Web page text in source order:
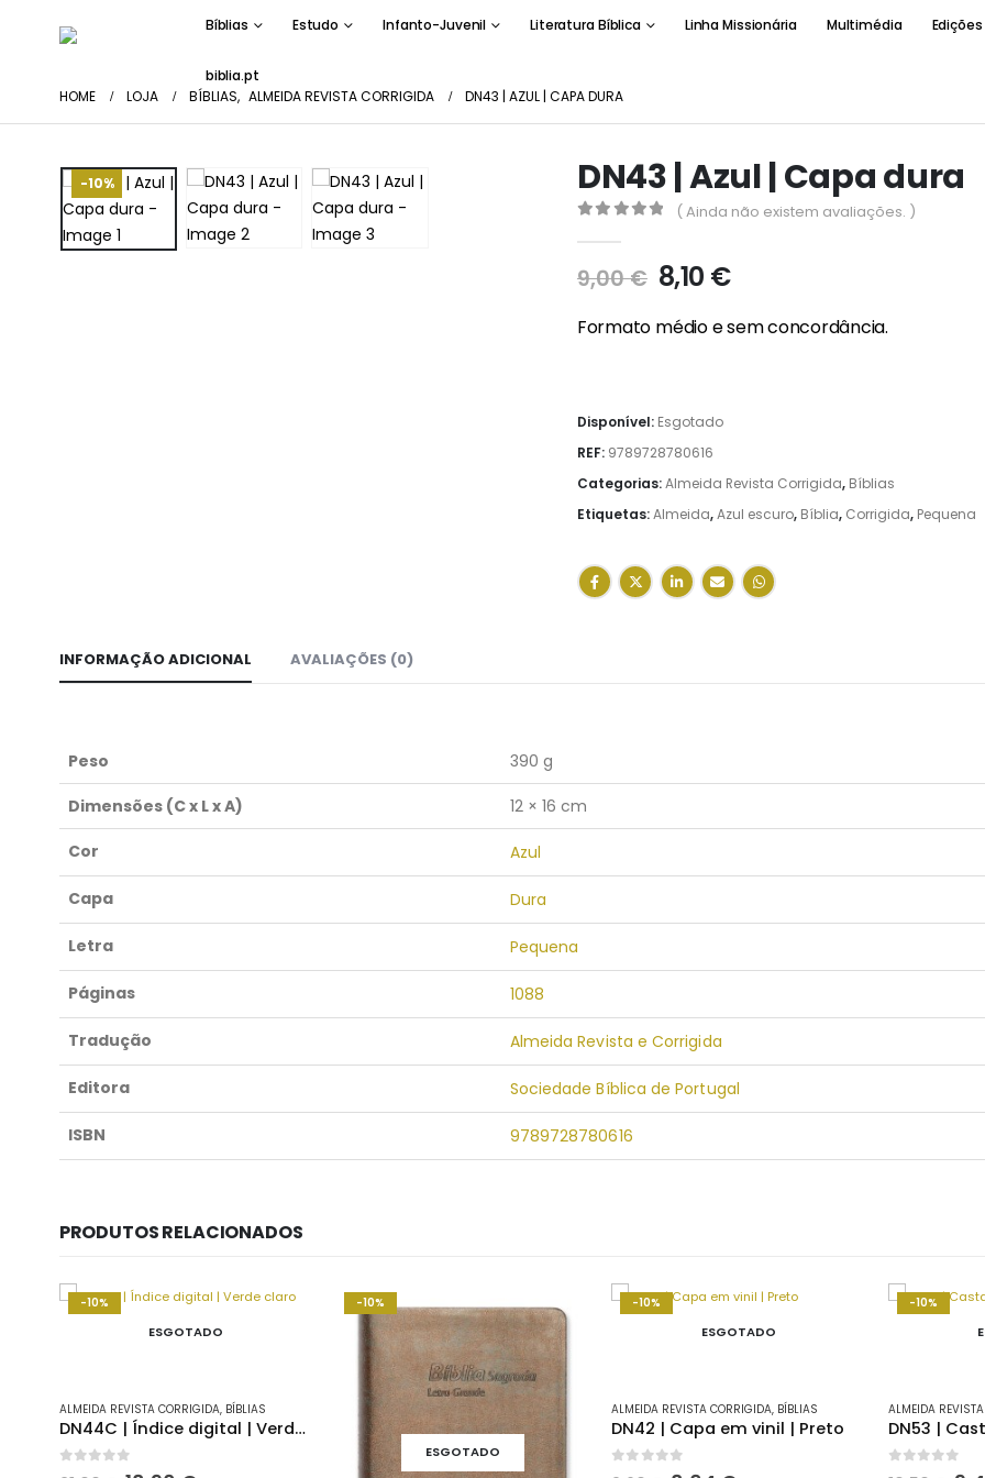
Bíblias Estudo Infanto-Juvenil Literatura Bíblica Linha Missionária Multimédia
biblia.pt
HOME LOJA BÍBLIAS, ALMEIDA REVISTA CORRIGIDA DN43 | AZUL | CAPA DURA
-10% DN43 | Azul | Capa dura
( Ainda não existem avaliações. )
9,00€ O
preço
original
8,10 €O
atual
Formato médio e sem concordância.
Disponível: Esgotado
REF: 9789728780616
Categorias:Almeida Revista Corrigida, Bíblias
Etiquetas:Almeida,Azul escuro, Bíblia, Corrigida, Pequena
INFORMAÇÃO ADICIONAL AVALIAÇÕES (0)
Peso 390 g
Dimensões (C x L x A) 12 × 16 cm
Cor Azul
Capa Dura
Letra Pequena
Páginas 1088
Tradução Almeida Revista e Corrigida
Editora Sociedade Bíblica de Portugal
ISBN 9789728780616
PRODUTOS RELACIONADOS
-10%
ESGOTADO
ALMEIDA REVISTA CORRIGIDA, BÍBLIAS
DN44C | Índice digital | Verde claro
out of 5
-10%
ESGOTADO
-10%
ESGOTADO
ALMEIDA REVISTA CORRIGIDA, BÍBLIAS
DN42 | Capa em vinil | Preto
out of 5
-10%
ALMEIDA
DN53 |
out of 5